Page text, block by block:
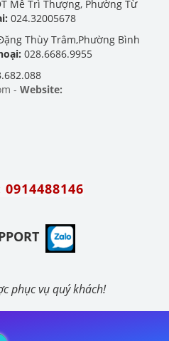
Mễ Trì Thượng, Phường Từ
024.32005678
Thùy Trâm,Phường Bình
028.6686.9955
- Website:
0914488146
phục vụ quý khách!